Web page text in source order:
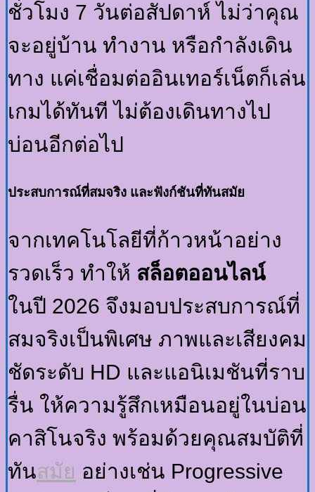
ชั่วโมง 7 วันต่อสัปดาห์ ไม่ว่าคุณ
จะอยู่บ้าน ทำงาน หรือกำลังเดิน
ทาง แค่เชื่อมต่ออินเทอร์เน็ตก็เล่น
เกมได้ทันที ไม่ต้องเดินทางไป
บ่อนอีกต่อไป
ประสบการณ์ที่สมจริง และฟังก์ชันที่ทันสมัย
จากเทคโนโลยีที่ก้าวหน้าอย่าง
รวดเร็ว ทำให้ สล็อตออนไลน์
ในปี 2026 จึงมอบประสบการณ์ที่
สมจริงเป็นพิเศษ ภาพและเสียงคม
ชัดระดับ HD และแอนิเมชันที่ราบ
รื่น ให้ความรู้สึกเหมือนอยู่ในบ่อน
คาสิโนจริง พร้อมด้วยคุณสมบัติที่
ทันสมัย อย่างเช่น Progressive